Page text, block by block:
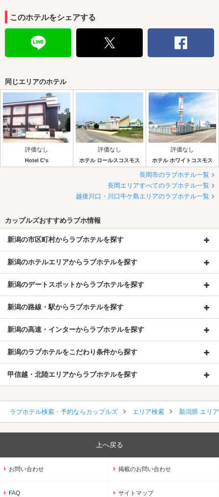
このホテルをシェアする
同じエリアのホテル
評価なし
Hotel C’s
評価なし
ホテル ロールスコスモス
評価なし
ホテル ホワイトコスモス
長岡市のラブホテル一覧
長岡エリアすべてのラブホテル一覧
越後川口・川口牛ケ島エリアのラブホテル一覧
カップルズおすすめラブホ情報
新潟の市区町村からラブホテルを探す
新潟のホテルエリアからラブホテルを探す
新潟のデートスポットからラブホテルを探す
新潟の路線・駅からラブホテルを探す
新潟の高速・インターからラブホテルを探す
新潟のラブホテルをこだわり条件から探す
甲信越・北陸エリアからラブホテルを探す
ラブホテル検索・予約ならカップルズ エリア検索 新潟県 エリ
上へ戻る
お問い合わせ 掲載のお問い合わせ
FAQ サイトマップ